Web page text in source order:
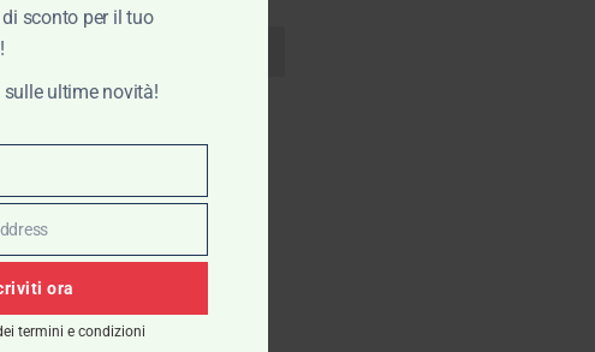
sconto per il tuo
ultime novità!
ora
termini e condizioni